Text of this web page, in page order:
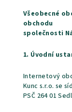
Všeobecné
obchodu
společnosti
1. Úvodní
Internetový
Kunc s.r.o. se
PSČ 264 01